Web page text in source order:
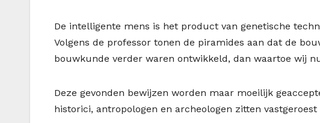
De intelligente mens is het product van genetische
Volgens de professor tonen de piramides aan dat de
bouwkunde verder waren ontwikkeld, dan waartoe wij
Deze gevonden bewijzen worden maar moeilijk
historici, antropologen en archeologen zitten